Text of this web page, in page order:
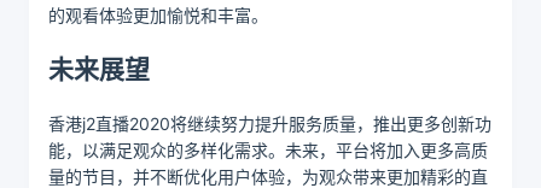
的观看体验更加愉悦和丰富。
未来展望
香港j2直播2020将继续努力提升服务质量，推出更多创新功
能，以满足观众的多样化需求。未来，平台将加入更多高质
量的节目，并不断优化用户体验，为观众带来更加精彩的直